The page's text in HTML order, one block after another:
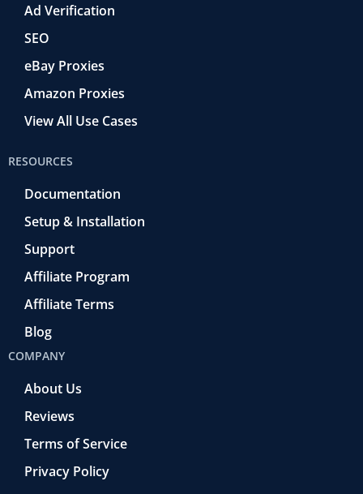
Ad Verification
SEO
eBay Proxies
Amazon Proxies
View All Use Cases
RESOURCES
Documentation
Setup & Installation
Support
Affiliate Program
Affiliate Terms
Blog
COMPANY
About Us
Reviews
Terms of Service
Privacy Policy